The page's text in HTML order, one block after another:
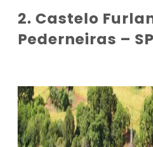
2. Castelo
Pederneiras – SP